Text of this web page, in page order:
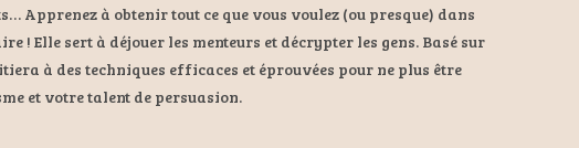
Apprenez à obtenir tout ce que vous voulez (ou presque) dans
Elle sert à déjouer les menteurs et décrypter les gens. Basé sur
à des techniques efficaces et éprouvées pour ne plus être
et votre talent de persuasion.